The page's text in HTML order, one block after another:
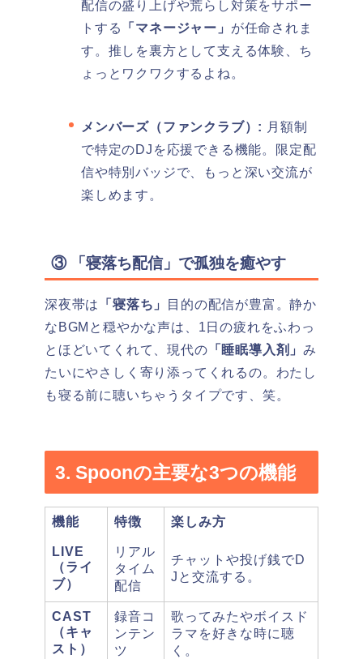
配信の盛り上げや荒らし対策をサポー
トする
「マネージャー」 が任命されま
す。推しを裏方として支える体験、ち
ょっとワクワクするよね。
メンバーズ（ファンクラブ）: 月額制
で特定のDJを応援できる機能。限定配
信や特別バッジで、もっと深い交流が
楽しめます。
③ 「寝落ち配信」で孤独を癒やす
深夜帯は 「寝落ち」
目的の配信が豊富。静か
なBGMと穏やかな声は、1日の疲れをふわっ
とほどいてくれて、現代の 「睡眠導入剤」み
たいにやさしく寄り添ってくれるの。わたし
も寝る前に聴いちゃうタイプです、笑。
3. Spoonの主要な3つの機能
機能 特徴 楽しみ方
LIVE
（ライ
ブ）
リアル
タイム
配信
チャットや投げ銭でD
Jと交流する。
CAST
（キャ
スト）
録音コ
ンテン
ツ
歌ってみたやボイスド
ラマを好きな時に聴
く。